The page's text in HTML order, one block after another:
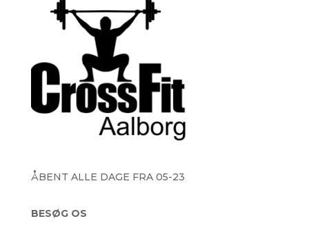
ÅBENT ALLE DAGE FRA 05-23
BESØG OS